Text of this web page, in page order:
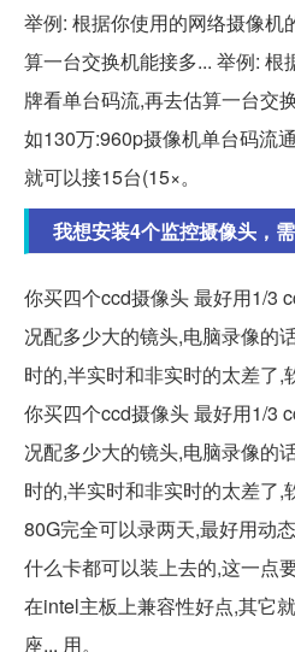
举例: 根据你使用的网络摄像机
算一台交换机能接多... 举例:
牌看单台码流,再去估算一台交
如130万:960p摄像机单台码流
就可以接15台(15×。
我想安装4个监控摄像头，
你买四个ccd摄像头 最好用1/3
况配多少大的镜头,电脑录像的
时的,半实时和非实时的太差了,
你买四个ccd摄像头 最好用1/3
况配多少大的镜头,电脑录像的
时的,半实时和非实时的太差了,
80G完全可以录两天,最好用动
什么卡都可以装上去的,这一点
在intel主板上兼容性好点,其它
座... 用。